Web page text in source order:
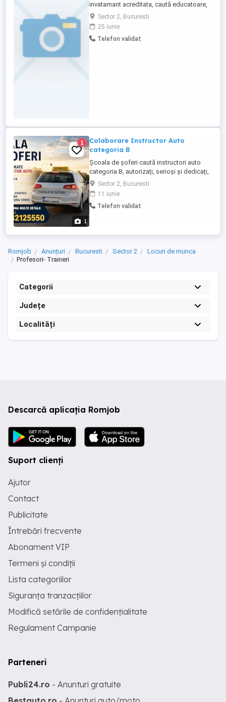
invatamant acreditata, caută educatoare,
parteneră de joacă și învățare! Ce ne
dorim? - O persoană calmă, empatică,
mereu gata de joacă și distracție; -
Capacitate de coordonare a grupei de
Sector 2, Bucuresti
25 iunie
Telefon validat
1
1
Colaborare Instructor Auto
categoria B
Școala de șoferi caută instructori auto
categoria B, autorizați, serioși și dedicați,
pentru colaborare pe termen lung.
Posibilitate de colaborare cu: Mașina
proprie (echipată și autorizată pentru
instruire practică); Sau Mașina firmei,
Sector 2, Bucuresti
11 iunie
Telefon validat
Romjob Anunțuri Bucuresti Sector 2
Locuri de munca
Profesori- Traineri
Categorii
Județe
Localități
Descarcă aplicația Romjob
Suport clienți
Ajutor
Contact
Publicitate
Întrebări frecvente
Abonament VIP
Termeni și condiții
Lista categoriilor
Siguranța tranzacțiilor
Modifică setările de confidențialitate
Regulament Campanie
Parteneri
Publi24.ro - Anunturi gratuite